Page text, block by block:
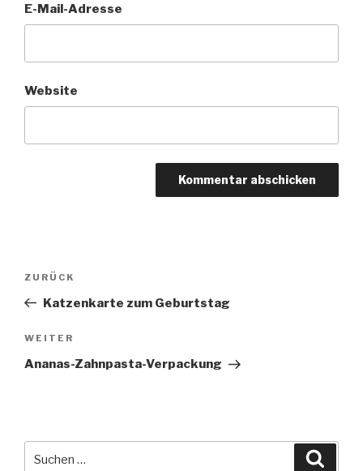
E-Mail-Adresse
Website
Beitragsnavigation
Vorheriger
Beitrag
ZURÜCK
Katzenkarte zum Geburtstag
Nächster
Beitrag
WEITER
Ananas-Zahnpasta-Verpackung